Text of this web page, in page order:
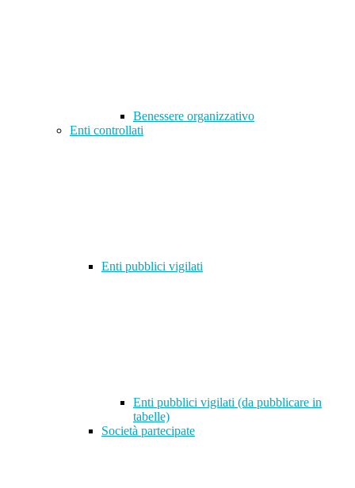
Benessere organizzativo
Enti controllati
Enti pubblici vigilati
Enti pubblici vigilati (da pubblicare in
tabelle)
Società partecipate